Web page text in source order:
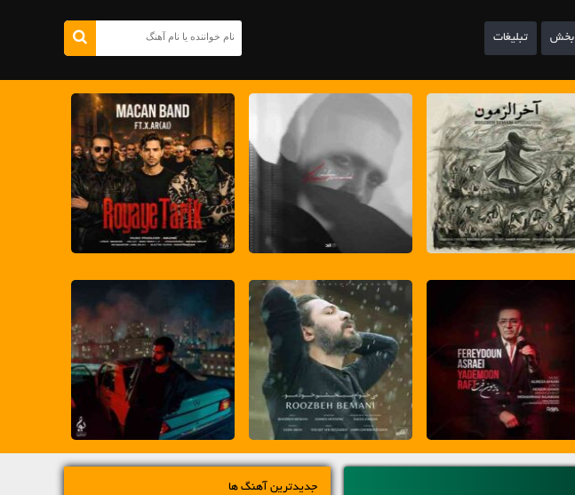
بخش تبلیغات
جدیدترین آهنگ ها